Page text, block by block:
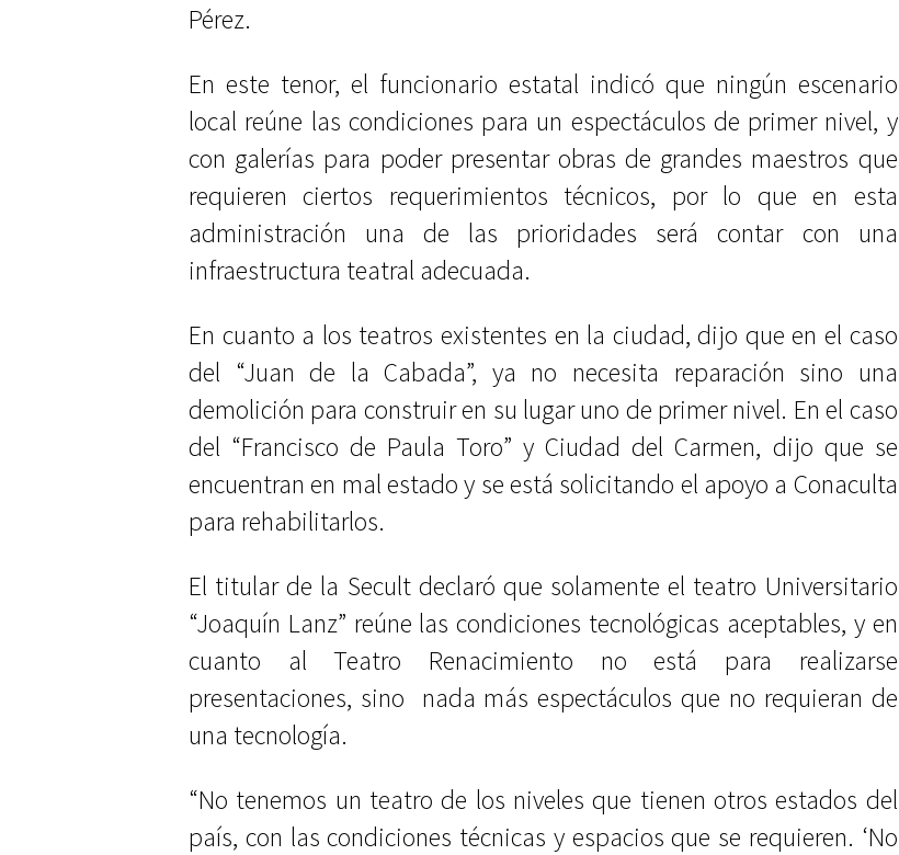
Pérez.
En este tenor, el funcionario estatal indicó que ningún escenario
local reúne las condiciones para un espectáculos de primer nivel, y
con galerías para poder presentar obras de grandes maestros que
requieren ciertos requerimientos técnicos, por lo que en esta
administración una de las prioridades será contar con una
infraestructura teatral adecuada.
En cuanto a los teatros existentes en la ciudad, dijo que en el caso
del “Juan de la Cabada”, ya no necesita reparación sino una
demolición para construir en su lugar uno de primer nivel. En el caso
del “Francisco de Paula Toro” y Ciudad del Carmen, dijo que se
encuentran en mal estado y se está solicitando el apoyo a Conaculta
para rehabilitarlos.
El titular de la Secult declaró que solamente el teatro Universitario
“Joaquín Lanz” reúne las condiciones tecnológicas aceptables, y en
cuanto al Teatro Renacimiento no está para realizarse
presentaciones, sino nada más espectáculos que no requieran de
una tecnología.
“No tenemos un teatro de los niveles que tienen otros estados del
país, con las condiciones técnicas y espacios que se requieren. ‘No